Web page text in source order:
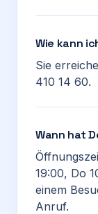
Wie kann
Sie
410 14 60.
Wann hat
19:00, Do
einem
Anruf.